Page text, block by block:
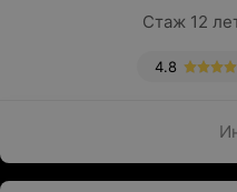
Стаж 12
4.8